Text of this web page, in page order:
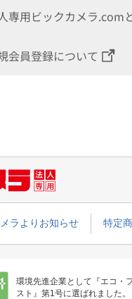
専用ビックカメラ.com
会員登録について
ラよりお知らせ 特定
環境先進企業として『エコ・
スト』第1号に選ばれました。